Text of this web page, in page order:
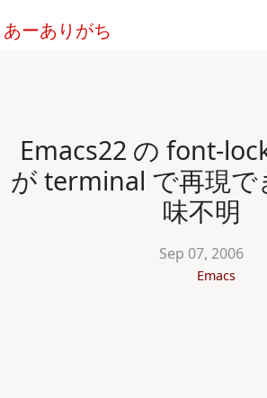
あーありがち
Emacs22 の font-
が terminal で再現で
味不明
Sep 07, 2006
Emacs